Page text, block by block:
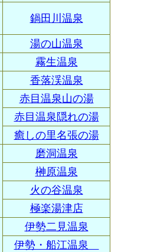
鍋田川温泉
湯の山温泉
霧生温泉
香落渓温泉
赤目温泉山の湯
赤目温泉隠れの湯
癒しの里名張の湯
磨洞温泉
榊原温泉
火の谷温泉
極楽湯津店
伊勢二見温泉
伊勢・船江温泉